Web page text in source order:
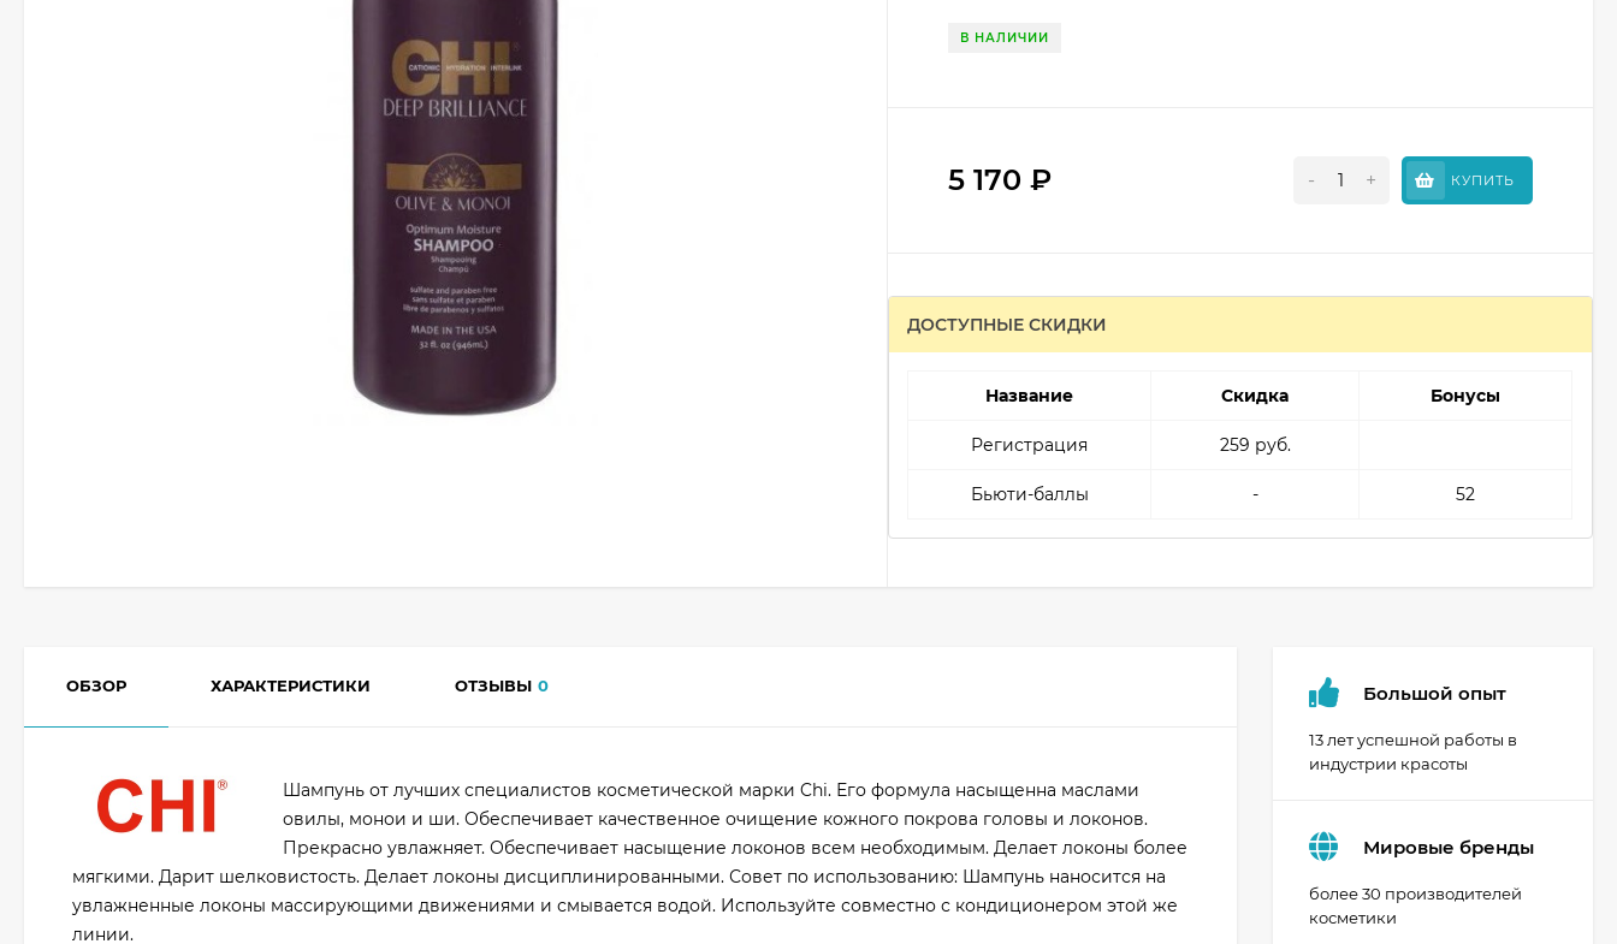
В НАЛИЧИИ
5 170₽ - + КУПИТЬ
ДОСТУПНЫЕ СКИДКИ
Название Скидка Бонусы
Регистрация 259 руб.
Бьюти-баллы - 52
ОБЗОР ХАРАКТЕРИСТИКИ ОТЗЫВЫ 0
Шампунь от лучших специалистов косметической марки Chi. Его формула насыщенна маслами
овилы, монои и ши. Обеспечивает качественное очищение кожного покрова головы и локонов.
Прекрасно увлажняет. Обеспечивает насыщение локонов всем необходимым. Делает локоны более
мягкими. Дарит шелковистость. Делает локоны дисциплинированными. Совет по использованию: Шампунь наносится на
увлажненные локоны массирующими движениями и смывается водой. Используйте совместно с кондиционером этой же
линии.
Большой опыт
13 лет успешной работы в
индустрии красоты
Мировые бренды
более 30 производителей
косметики